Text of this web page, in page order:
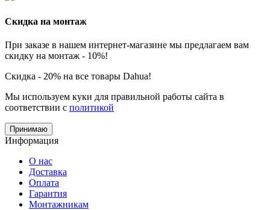
Скидка на монтаж
При заказе в нашем интернет-магазине мы предлагаем вам
скидку на монтаж - 10%!
Скидка - 20% на все товары Dahua!
Мы используем куки для правильной работы сайта в
соответствии с политикой
Принимаю
Информация
О нас
Доставка
Оплата
Гарантия
Монтажникам